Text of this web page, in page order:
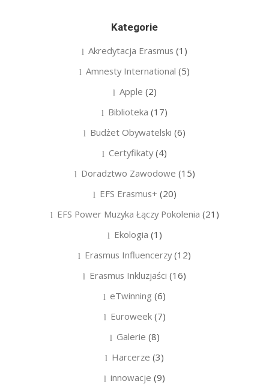
Kategorie
Akredytacja Erasmus (1)
Amnesty International (5)
Apple (2)
Biblioteka (17)
Budżet Obywatelski (6)
Certyfikaty(4)
Doradztwo Zawodowe (15)
EFS Erasmus+ (20)
EFS Power Muzyka Łączy Pokolenia (21)
Ekologia (1)
Erasmus Influencerzy(12)
Erasmus Inkluzjaści (16)
eTwinning (6)
Euroweek(7)
Galerie (8)
Harcerze (3)
innowacje (9)